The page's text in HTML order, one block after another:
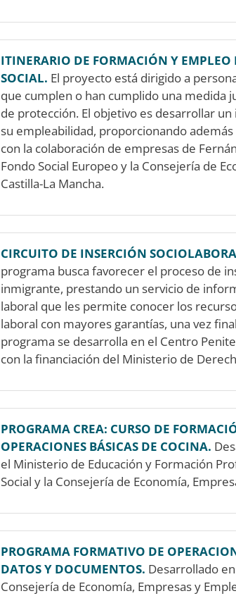
ITINERARIO DE FORMACIÓN Y EMPLEO
SOCIAL. El proyecto está dirigido a
que cumplen o han cumplido una medida
de protección. El objetivo es desarrollar
su empleabilidad, proporcionando
con la colaboración de empresas de
Fondo Social Europeo y la Consejería de
Castilla-La Mancha.
CIRCUITO DE INSERCIÓN
programa busca favorecer el proceso de
inmigrante, prestando un servicio de
laboral que les permite conocer los
laboral con mayores garantías, una vez
programa se desarrolla en el Centro
con la financiación del Ministerio de
PROGRAMA CREA: CURSO DE
OPERACIONES BÁSICAS DE COCINA.
el Ministerio de Educación y Formación
Social y la Consejería de Economía,
PROGRAMA FORMATIVO DE
DATOS Y DOCUMENTOS. Desarrollado
Consejería de Economía, Empresas y